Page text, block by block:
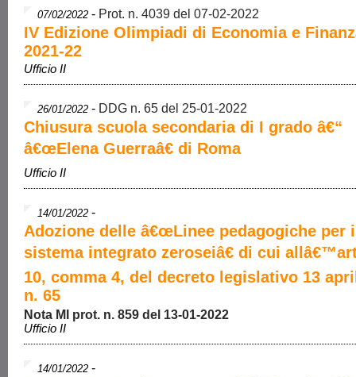
07/02/2022 - Prot. n. 4039 del 07-02-2022
IV Edizione Olimpiadi di Economia e
2021-22
Ufficio II
26/01/2022 - DDG n. 65 del 25-01-2022
Chiusura scuola secondaria di I grado â€“
â€œElena Guerraâ€ di Roma
Ufficio II
14/01/2022 -
Adozione delle â€œLinee pedagogiche per
sistema integrato zeroseiâ€ di cui
10, comma 4, del decreto legislativo 13
n. 65
Nota MI prot. n. 859 del 13-01-2022
Ufficio II
14/01/2022 -